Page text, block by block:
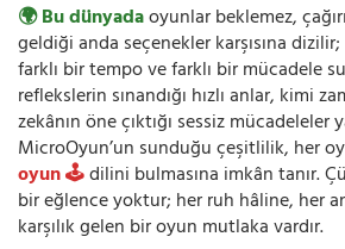
🌍 Bu dünyadaoyunlar beklemez,
geldiği anda seçenekler karşısına
farklı bir tempo ve farklı bir mücadele
reflekslerin sınandığı hızlı anlar, kimi
zekânın öne çıktığı sessiz mücadeleler
MicroOyun’un sunduğu çeşitlilik, her
oyun 🕹️dilini bulmasına imkân tanır.
bir eğlence yoktur; her ruh hâline, her
karşılık gelen bir oyun mutlaka vardır.